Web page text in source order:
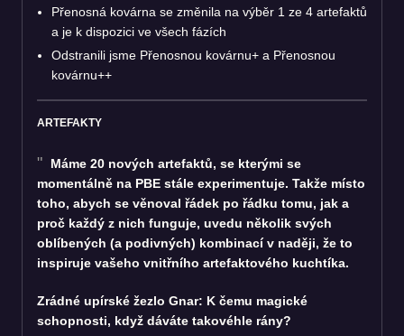
Přenosná kovárna se změnila na výběr 1 ze 4 artefaktů
a je k dispozici ve všech fázích
Odstranili jsme Přenosnou kovárnu+ a Přenosnou
kovárnu++
ARTEFAKTY
Máme 20 nových artefaktů, se kterými se
momentálně na PBE stále experimentuje. Takže místo
toho, abych se věnoval řádek po řádku tomu, jak a
proč každý z nich funguje, uvedu několik svých
oblíbených (a podivných) kombinací v naději, že to
inspiruje vašeho vnitřního artefaktového kuchtíka.
Zrádné upírské žezlo Gnar: K čemu magické
schopnosti, když dáváte takovéhle rány?